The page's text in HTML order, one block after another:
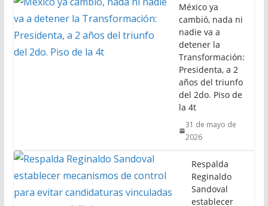
México ya
cambió, nada ni
nadie va a
detener la
Transformación:
Presidenta, a 2
años del triunfo
del 2do. Piso de
la 4t
31 de mayo de
2026
Respalda
Reginaldo
Sandoval
establecer